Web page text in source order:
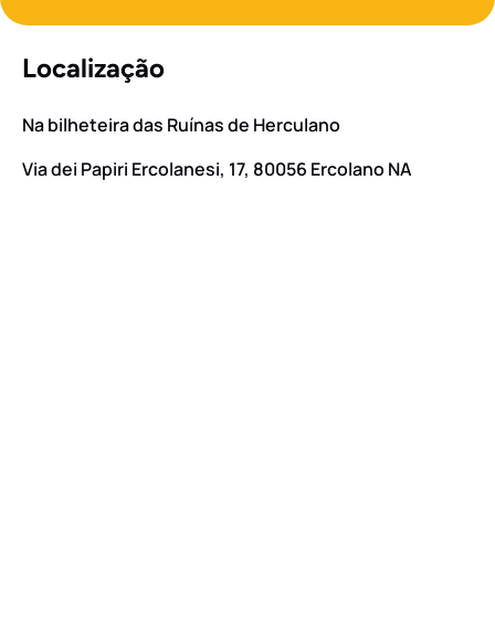
Localização
Na bilheteira das Ruínas de Herculano
Via dei Papiri Ercolanesi, 17, 80056 Ercolano NA